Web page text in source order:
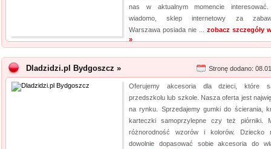
nas w aktualnym momencie
wiadomo, sklep internetowy za
Warszawa posiada nie ... zobacz szczegóły
»
Dladzidzi.pl Bydgoszcz » Stronę dodano:
Oferujemy akcesoria dla dzieci, które
przedszkolu lub szkole. Nasza oferta jest
na rynku. Sprzedajemy gumki do ścierania,
karteczki samoprzylepne czy też piórniki.
różnorodność wzorów i kolorów. Dziecko
dowolnie dopasować sobie akcesoria do